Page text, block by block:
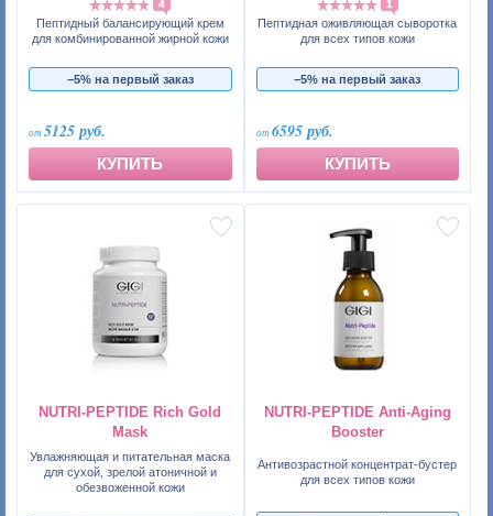
4
Пептидный балансирующий крем
для комбинированной жирной кожи
−5% на первый заказ
5125 руб.
КУПИТЬ
1
Пептидная оживляющая сыворотка
для всех типов кожи
−5% на первый заказ
6595 руб.
КУПИТЬ
NUTRI-PEPTIDE Rich Gold
Mask
Увлажняющая и питательная маска
для сухой, зрелой атоничной и
обезвоженной кожи
NUTRI-PEPTIDE Anti-Aging
Booster
Антивозрастной концентрат-бустер
для всех типов кожи